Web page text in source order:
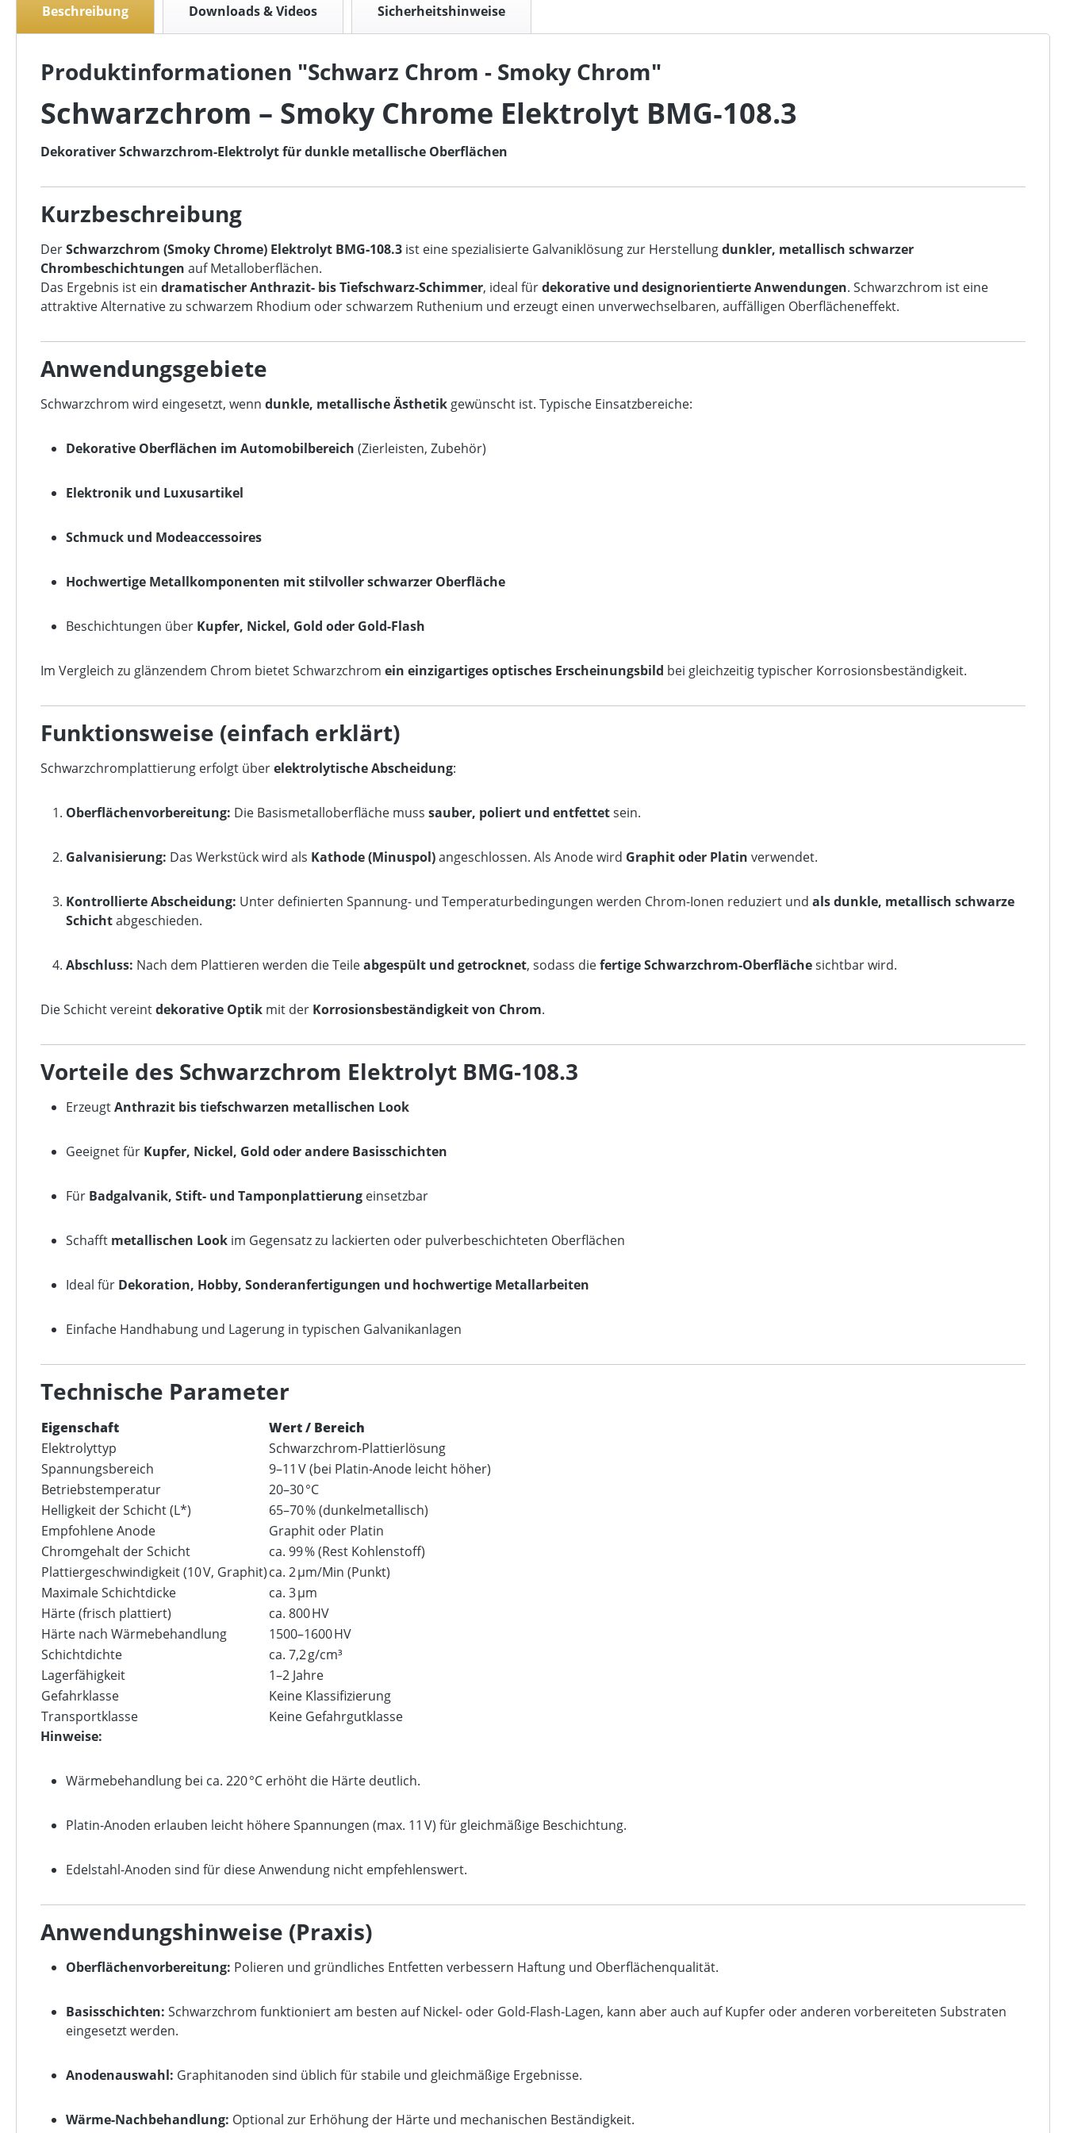
Beschreibung Downloads & Videos Sicherheitshinweise
Produktinformationen "Schwarz Chrom - Smoky Chrom"
Schwarzchrom – Smoky Chrome Elektrolyt BMG‑108.3
Dekorativer Schwarzchrom-Elektrolyt für dunkle metallische Oberflächen
Kurzbeschreibung
DerSchwarzchrom (Smoky Chrome) Elektrolyt BMG‑108.3 ist eine spezialisierte Galvaniklösung zur Herstellungdunkler, metallisch schwarzer
Chrombeschichtungen auf Metalloberflächen.
Das Ergebnis ist ein dramatischer Anthrazit- bis Tiefschwarz-Schimmer, ideal fürdekorative und designorientierte Anwendungen. Schwarzchrom ist eine
attraktive Alternative zu schwarzem Rhodium oder schwarzem Ruthenium und erzeugt einen unverwechselbaren, auffälligen Oberflächeneffekt.
Anwendungsgebiete
Schwarzchrom wird eingesetzt, wenn dunkle, metallische Ästhetik gewünscht ist. Typische Einsatzbereiche:
Dekorative Oberflächen im Automobilbereich (Zierleisten, Zubehör)
Elektronik und Luxusartikel
Schmuck und Modeaccessoires
Hochwertige Metallkomponenten mit stilvoller schwarzer Oberfläche
Beschichtungen über Kupfer, Nickel, Gold oder Gold-Flash
Im Vergleich zu glänzendem Chrom bietet Schwarzchrom ein einzigartiges optisches Erscheinungsbild bei gleichzeitig typischer Korrosionsbeständigkeit.
Funktionsweise (einfach erklärt)
Schwarzchromplattierung erfolgt überelektrolytische Abscheidung:
Oberflächenvorbereitung: Die Basismetalloberfläche muss sauber, poliert und entfettetsein.
Galvanisierung: Das Werkstück wird als Kathode (Minuspol)angeschlossen. Als Anode wird Graphit oder Platin verwendet.
Kontrollierte Abscheidung: Unter definierten Spannung- und Temperaturbedingungen werden Chrom-Ionen reduziert und als dunkle, metallisch schwarze
Schichtabgeschieden.
Abschluss: Nach dem Plattieren werden die Teileabgespült und getrocknet, sodass diefertige Schwarzchrom-Oberflächesichtbar wird.
Die Schicht vereintdekorative Optik mit der Korrosionsbeständigkeit von Chrom.
Vorteile des Schwarzchrom Elektrolyt BMG‑108.3
ErzeugtAnthrazit bis tiefschwarzen metallischen Look
Geeignet für Kupfer, Nickel, Gold oder andere Basisschichten
Für Badgalvanik, Stift- und Tamponplattierung einsetzbar
Schafft metallischen Look im Gegensatz zu lackierten oder pulverbeschichteten Oberflächen
Ideal für Dekoration, Hobby, Sonderanfertigungen und hochwertige Metallarbeiten
Einfache Handhabung und Lagerung in typischen Galvanikanlagen
Technische Parameter
Eigenschaft
Wert / Bereich
Elektrolyttyp
Schwarzchrom-Plattierlösung
Spannungsbereich
9–11 V (bei Platin-Anode leicht höher)
Betriebstemperatur
20–30 °C
Helligkeit der Schicht (L*)
65–70 % (dunkelmetallisch)
Empfohlene Anode
Graphit oder Platin
Chromgehalt der Schicht
ca. 99 % (Rest Kohlenstoff)
Plattiergeschwindigkeit (10 V, Graphit)ca. 2 µm/Min (Punkt)
Maximale Schichtdicke
ca. 3 µm
Härte (frisch plattiert)
ca. 800 HV
Härte nach Wärmebehandlung
1500–1600 HV
Schichtdichte
ca. 7,2 g/cm³
Lagerfähigkeit
1–2 Jahre
Gefahrklasse
Keine Klassifizierung
Transportklasse
Keine Gefahrgutklasse
Hinweise:
Wärmebehandlung bei ca. 220 °C erhöht die Härte deutlich.
Platin-Anoden erlauben leicht höhere Spannungen (max. 11 V) für gleichmäßige Beschichtung.
Edelstahl-Anoden sind für diese Anwendung nicht empfehlenswert.
Anwendungshinweise (Praxis)
Oberflächenvorbereitung: Polieren und gründliches Entfetten verbessern Haftung und Oberflächenqualität.
Basisschichten: Schwarzchrom funktioniert am besten auf Nickel- oder Gold-Flash-Lagen, kann aber auch auf Kupfer oder anderen vorbereiteten Substraten
eingesetzt werden.
Anodenauswahl: Graphitanoden sind üblich für stabile und gleichmäßige Ergebnisse.
Wärme-Nachbehandlung: Optional zur Erhöhung der Härte und mechanischen Beständigkeit.